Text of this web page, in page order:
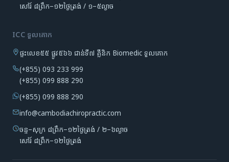
សៅរ៍ ៨ព្រឹក–១២ថ្ងៃត្រង់ / ១–៥ល្ងាច
ICC ទួលគោក
ផ្ទះលេខ៥៥ ផ្លូវ៥៦៦ ជាន់ទី៧ គ្លីនិក Biomedic ទួលគោក
(+855) 093 233 999
(+855) 099 888 290
(+855) 099 888 290
info@cambodiachiropractic.com
ចន្ទ–សុក្រ ៨ព្រឹក–១២ថ្ងៃត្រង់ / ២–៦ល្ងាច
សៅរ៍ ៨ព្រឹក–១២ថ្ងៃត្រង់